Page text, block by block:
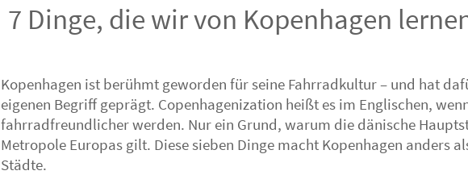
7 Dinge, die wir von Kopenhagen
Kopenhagen ist berühmt geworden für seine Fahrradkultur – und hat
eigenen Begriff geprägt. Copenhagenization heißt es im Englischen,
fahrradfreundlicher werden. Nur ein Grund, warum die dänische
Metropole Europas gilt. Diese sieben Dinge macht Kopenhagen anders
Städte.